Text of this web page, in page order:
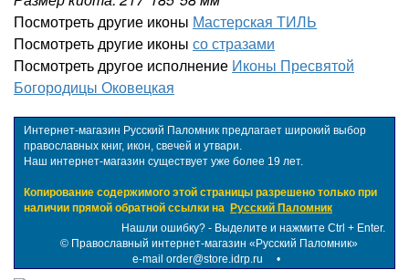
Посмотреть другие иконы Мастерская ТИЛЬ
Посмотреть другие иконы со стразами
Посмотреть другое исполнение Иконы Пресвятой
Богородицы Оковецкая
Интернет-магазин Русский Паломник предлагает широкий выбор
православных книг, икон, свечей и утвари.
Наш интернет-магазин существует уже более 19 лет.
Копирование содержимого этой страницы разрешено только при
наличии прямой обратной ссылки на Русский Паломник
Нашли ошибку? - Выделите и нажмите Ctrl + Enter.
© Православный интернет-магазин «Русский Паломник»
e-mail order@store.idrp.ru •